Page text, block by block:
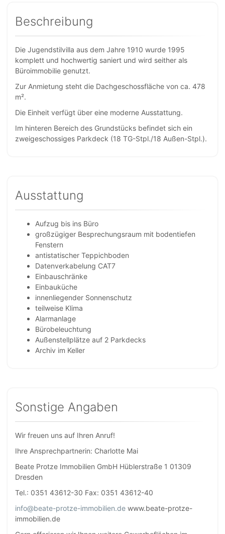
Beschreibung
Die Jugendstilvilla aus dem Jahre 1910 wurde 1995
komplett und hochwertig saniert und wird seither als
Büroimmobilie genutzt.
Zur Anmietung steht die Dachgeschossfläche von ca. 478
m².
Die Einheit verfügt über eine moderne Ausstattung.
Im hinteren Bereich des Grundstücks befindet sich ein
zweigeschossiges Parkdeck (18 TG-Stpl./18 Außen-Stpl.).
Ausstattung
Aufzug bis ins Büro
großzügiger Besprechungsraum mit bodentiefen
Fenstern
antistatischer Teppichboden
Datenverkabelung CAT7
Einbauschränke
Einbauküche
innenliegender Sonnenschutz
teilweise Klima
Alarmanlage
Bürobeleuchtung
Außenstellplätze auf 2 Parkdecks
Archiv im Keller
Sonstige Angaben
Wir freuen uns auf Ihren Anruf!
Ihre Ansprechpartnerin: Charlotte Mai
Beate Protze Immobilien GmbH Hüblerstraße 1 01309
Dresden
Tel.: 0351 43612-30 Fax: 0351 43612-40
info@beate-protze-immobilien.de www.beate-protze-
immobilien.de